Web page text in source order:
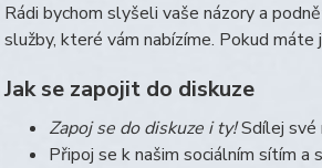
Rádi bychom slyšeli vaše názory a
služby, které vám nabízíme. Pokud
Jak se zapojit do diskuze
Zapoj se do diskuze i ty!Sdílej své
Připoj se k našim sociálním sítím a